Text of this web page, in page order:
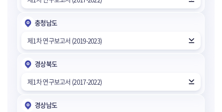
충청남도
제1차 연구보고서 (2019-2023)
경상북도
제1차 연구보고서 (2017-2022)
경상남도